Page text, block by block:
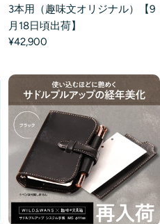
3本用（趣味文オリジナル）【9
月18日頃出荷】
¥42,900